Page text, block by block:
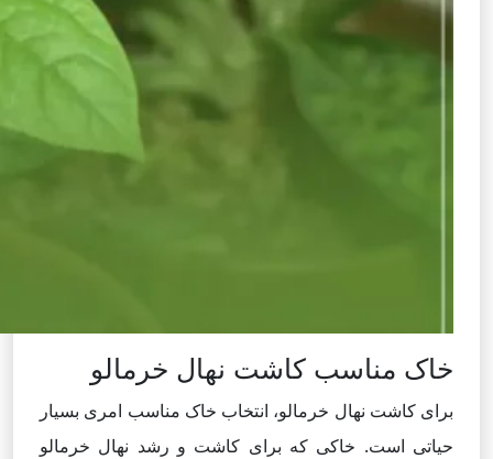
خاک مناسب کاشت نهال خرمالو
برای کاشت نهال خرمالو، انتخاب خاک مناسب امری بسیار
حیاتی است. خاکی که برای کاشت و رشد نهال خرمالو